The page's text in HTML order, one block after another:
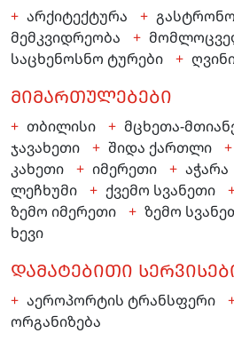
არქიტექტურა
მემკვიდრეობა
საცხენოსნო ტურები
ᲛᲘᲛᲐᲠᲗᲣᲚᲔᲑᲔᲑᲘ
თბილისი მცხეთა-
ჯავახეთი
შიდა ქართლი
კახეთი
იმერეთი აჭარა
ლეჩხუმი
ქვემო სვანეთი
ზემო იმერეთი
ზემო
ხევი
ᲓᲐᲛᲐᲢᲔᲑᲘᲗᲘ
აეროპორტის ტრანსფერი
ორგანიზება